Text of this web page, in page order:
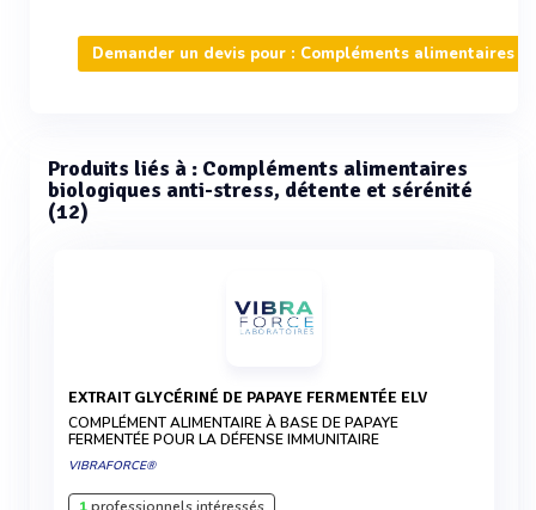
Demander un devis pour : Compléments alimentaires
Produits liés à : Compléments alimentaires
biologiques anti-stress, détente et sérénité
(12)
EXTRAIT GLYCÉRINÉ DE PAPAYE FERMENTÉE ELV
COMPLÉMENT ALIMENTAIRE À BASE DE PAPAYE
FERMENTÉE POUR LA DÉFENSE IMMUNITAIRE
VIBRAFORCE®